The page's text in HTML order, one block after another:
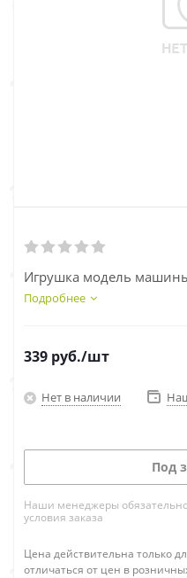
Игрушка модель
Подробнее
339 руб./шт
Нет в наличии
Под
Наши менеджеры
условия заказа
Цена действительна только
отличаться от цен в